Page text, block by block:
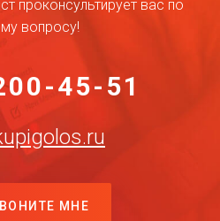
проконсультирует вас по
вопросу!
45-51
МНЕ